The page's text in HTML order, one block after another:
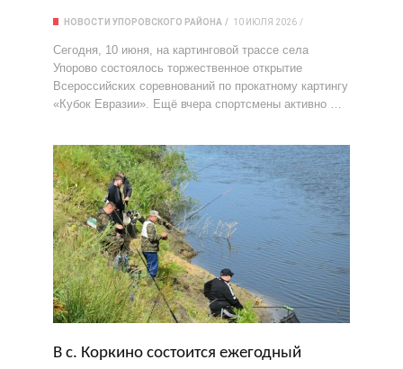
НОВОСТИ УПОРОВСКОГО РАЙОНА 10 ИЮЛЯ 2026
Сегодня, 10 июня, на картинговой трассе села
Упорово состоялось торжественное открытие
Всероссийских соревнований по прокатному картингу
«Кубок Евразии». Ещё вчера спортсмены активно …
В с. Коркино состоится ежегодный